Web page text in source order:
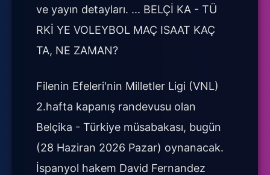
ve yayın detayları. ... BELÇİ KA - TÜ
RKİ YE VOLEYBOL MAÇ ISAAT KAÇ
TA, NE ZAMAN?
Filenin Efeleri'nin Milletler Ligi (VNL)
2.hafta kapanış randevusu olan
Belçika - Türkiye müsabakası, bugün
(28 Haziran 2026 Pazar) oynanacak.
İspanyol hakem David Fernandez